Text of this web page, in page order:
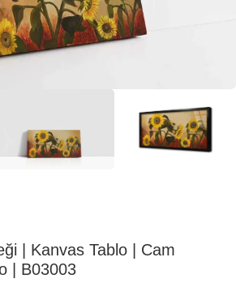
| Kanvas Tablo | Cam
| B03003